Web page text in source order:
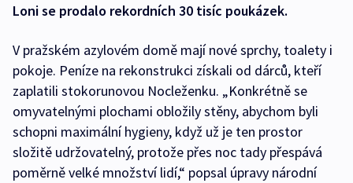
Loni se prodalo rekordních 30 tisíc poukázek.
V pražském azylovém domě mají nové sprchy, toalety i
pokoje. Peníze na rekonstrukci získali od dárců, kteří
zaplatili stokorunovou Nocleženku. „Konkrétně se
omyvatelnými plochami obložily stěny, abychom byli
schopni maximální hygieny, když už je ten prostor
složitě udržovatelný, protože přes noc tady přespává
poměrně velké množství lidí,“ popsal úpravy národní